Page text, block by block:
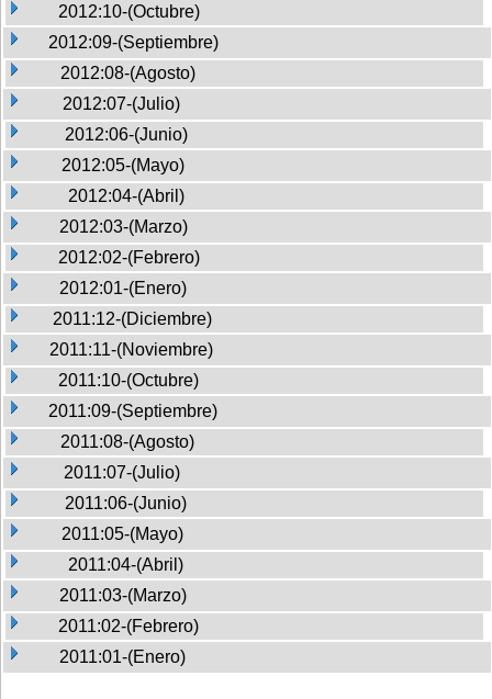
2012:10-(Octubre)
2012:09-(Septiembre)
2012:08-(Agosto)
2012:07-(Julio)
2012:06-(Junio)
2012:05-(Mayo)
2012:04-(Abril)
2012:03-(Marzo)
2012:02-(Febrero)
2012:01-(Enero)
2011:12-(Diciembre)
2011:11-(Noviembre)
2011:10-(Octubre)
2011:09-(Septiembre)
2011:08-(Agosto)
2011:07-(Julio)
2011:06-(Junio)
2011:05-(Mayo)
2011:04-(Abril)
2011:03-(Marzo)
2011:02-(Febrero)
2011:01-(Enero)